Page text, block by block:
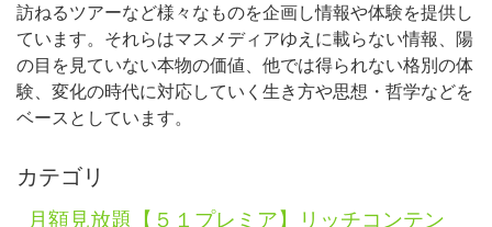
訪ねるツアーなど様々なものを企画し情報や体験を提供し
ています。それらはマスメディアゆえに載らない情報、陽
の目を見ていない本物の価値、他では得られない格別の体
験、変化の時代に対応していく生き方や思想・哲学などを
ベースとしています。
カテゴリ
月額見放題【５１プレミア】リッチコンテン